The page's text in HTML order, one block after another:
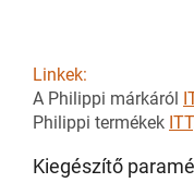
Linkek:
A Philippi márkáról
Philippi termékek ITT
Kiegészítő